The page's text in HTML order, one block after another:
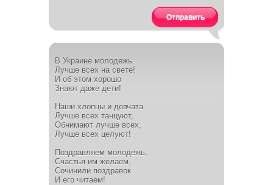
Отправить
В Украине молодежь
Лучше всех на свете!
И об этом хорошо
Знают даже дети!
Наши хлопцы и девчата
Лучше всех танцуют,
Обнимают лучше всех,
Лучше всех целуют!
Поздравляем молодежь,
Счастья им желаем,
Сочинили поздравок
И его читаем!